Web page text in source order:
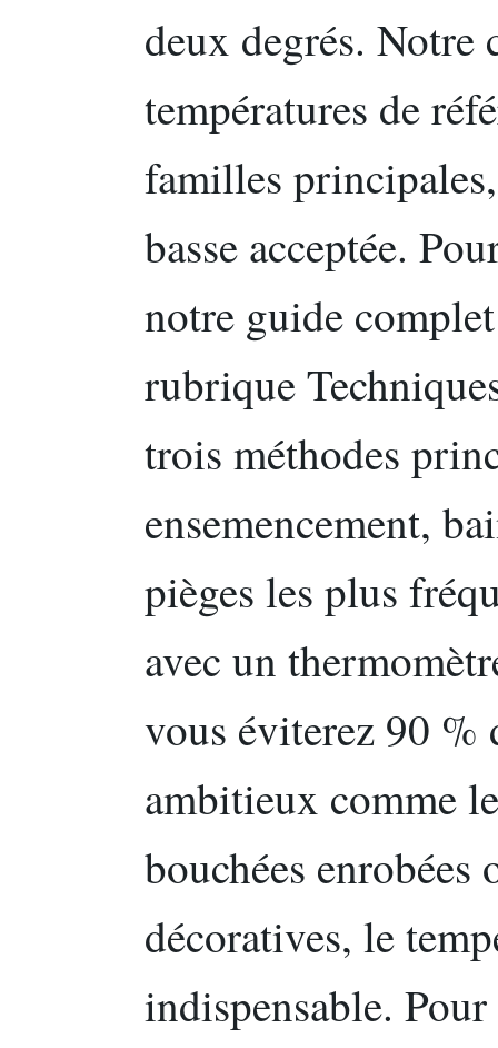
deux degrés. Notre
températures de
familles
basse acceptée.
notre guide
rubrique
trois méthodes
ensemencement,
pièges les plus
avec un
vous éviterez 90 %
ambitieux comme
bouchées enrobées
décoratives, le
indispensable.